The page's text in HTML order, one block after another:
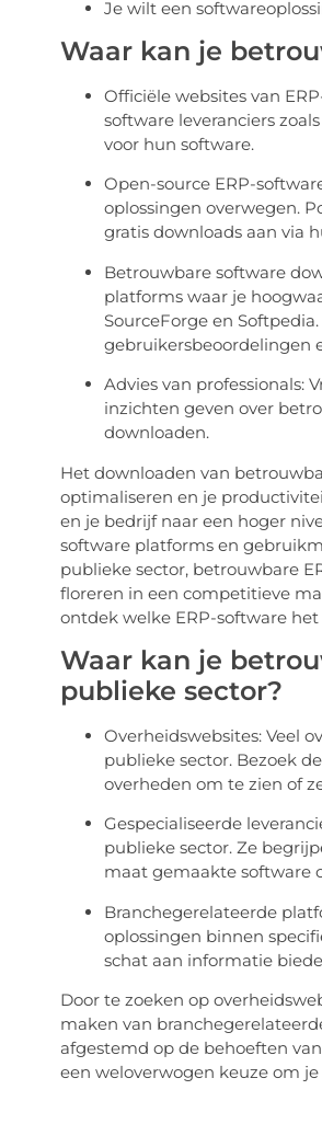
Je wilt een
Waar kan je
Officiële websites van
software leveranciers
voor hun software.
Open-source ERP-
oplossingen overwegen.
gratis downloads aan via
Betrouwbare software
platforms waar je
SourceForge en
gebruikersbeoordelingen
Advies van professionals:
inzichten geven over
downloaden.
Het downloaden van
optimaliseren en je
en je bedrijf naar een hoger
software platforms en
publieke sector, betrouwbare
floreren in een competitieve
ontdek welke ERP-software
Waar kan je
publieke sector?
Overheidswebsites: Veel
publieke sector. Bezoek
overheden om te zien of
Gespecialiseerde
publieke sector. Ze
maat gemaakte software
Branchegerelateerde
oplossingen binnen
schat aan informatie
Door te zoeken op
maken van
afgestemd op de behoeften
een weloverwogen keuze om